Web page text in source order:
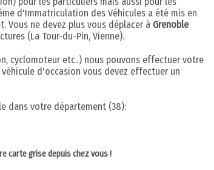
d'Immatriculation des Véhicules a été mis en
Vous ne devez plus vous déplacer à Grenoble
(La Tour-du-Pin, Vienne).
cyclomoteur etc..) nous pouvons effectuer votre
d'occasion vous devez effectuer un
dans votre département (38):
carte grise depuis chez vous !